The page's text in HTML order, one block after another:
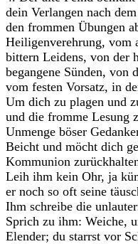
dein Verlangen nach
den frommen Übungen
Heiligenverehrung, vom
bittern Leidens, von der
begangene Sünden, von
vom festen Vorsatz, in
Um dich zu plagen und
und die fromme Lesung
Unmenge böser
Beicht und möcht dich
Kommunion
Leih ihm kein Ohr, ja
er noch so oft seine
Ihm schreibe die
Sprich zu ihm: Weiche,
Elender; du starrst vor